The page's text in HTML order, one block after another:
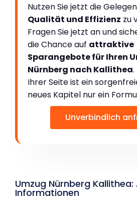
Nutzen Sie jetzt die
Qualität und Effizienz zu
Fragen Sie jetzt an und
die Chance auf attraktive
Sparangebote für Ihren
Nürnberg nach Kallithea
Ihrer Seite ist ein
neues Kapitel nur ein
Unverbindlich
Umzug Nürnberg Kallithea:
Informationen